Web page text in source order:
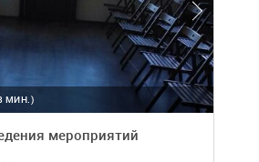
МИН.)
мероприятий